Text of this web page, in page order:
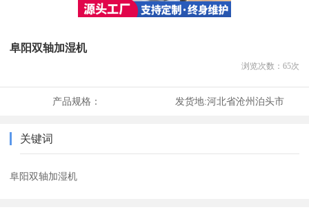
阜阳双轴加湿机
浏览次数： 65次
产品规格： 发货地:河北省沧州泊头市
关键词
阜阳双轴加湿机